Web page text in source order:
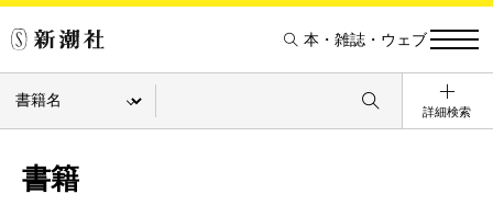
本・雑誌・ウェブ
詳細検索
書籍